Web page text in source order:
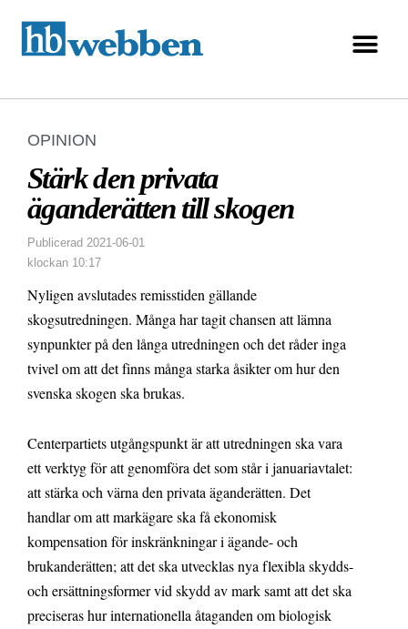
OPINION
Stärk den privata
äganderätten till skogen
Publicerad 2021-06-01
klockan 10:17
Nyligen avslutades remisstiden gällande
skogsutredningen. Många har tagit chansen att lämna
synpunkter på den långa utredningen och det råder inga
tvivel om att det finns många starka åsikter om hur den
svenska skogen ska brukas.
Centerpartiets utgångspunkt är att utredningen ska vara
ett verktyg för att genomföra det som står i januariavtalet:
att stärka och värna den privata äganderätten. Det
handlar om att markägare ska få ekonomisk
kompensation för inskränkningar i ägande- och
brukanderätten; att det ska utvecklas nya flexibla skydds-
och ersättningsformer vid skydd av mark samt att det ska
preciseras hur internationella åtaganden om biologisk